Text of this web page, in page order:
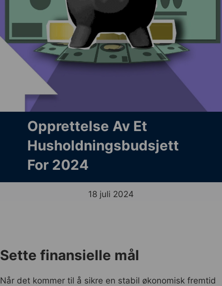
Opprettelse Av Et
Husholdningsbudsjett
For 2024
18 juli 2024
Sette finansielle mål
Når det kommer til å sikre en stabil økonomisk fremtid